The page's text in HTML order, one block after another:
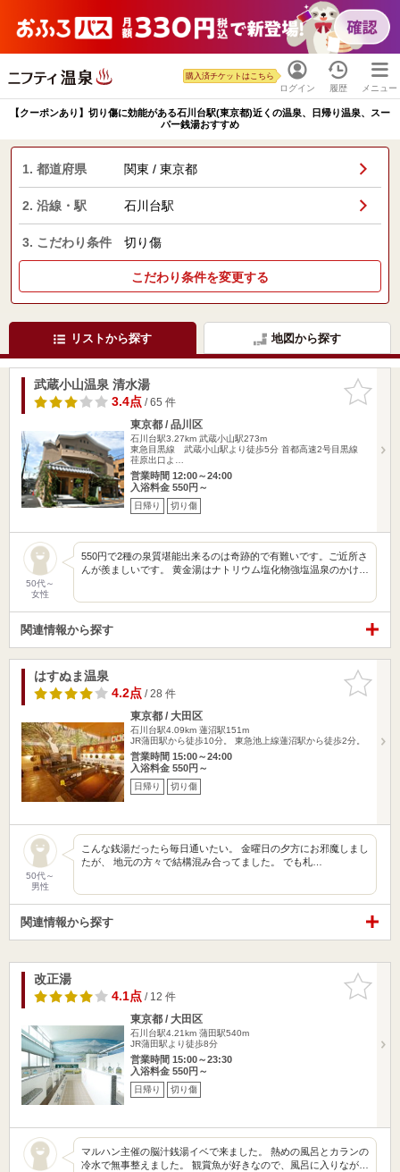
ログイン
購入済チケットはこちら
履歴 メニュー
【クーポンあり】切り傷に効能がある石川台駅(東京都)近くの温泉、日帰り温泉、スー
パー銭湯おすすめ
1. 都道府県 関東 / 東京都
2. 沿線・駅 石川台駅
3. こだわり条件 切り傷
こだわり条件を変更する
リストから探す 地図から探す
お気に入
りに追加
武蔵小山温泉 清水湯
3.4点/ 65 件
東京都 / 品川区
石川台駅3.27km 武蔵小山駅273m
東急目黒線 武蔵小山駅より徒歩5分 首都高速2号目黒線
荏原出口よ…
営業時間 12:00～24:00
入浴料金 550円～
日帰り 切り傷
50代～
女性
550円で2種の泉質堪能出来るのは奇跡的で有難いです。ご近所さ
んが羨ましいです。 黄金湯はナトリウム塩化物強塩温泉のかけ…
関連情報から探す
お気に入
りに追加
はすぬま温泉
4.2点/ 28 件
東京都 / 大田区
石川台駅4.09km 蓮沼駅151m
JR蒲田駅から徒歩10分。 東急池上線蓮沼駅から徒歩2分。
営業時間 15:00～24:00
入浴料金 550円～
日帰り 切り傷
50代～
男性
こんな銭湯だったら毎日通いたい。 金曜日の夕方にお邪魔しまし
たが、 地元の方々で結構混み合ってました。 でも札…
関連情報から探す
お気に入
りに追加
改正湯
4.1点/ 12 件
東京都 / 大田区
石川台駅4.21km 蒲田駅540m
JR蒲田駅より徒歩8分
営業時間 15:00～23:30
入浴料金 550円～
日帰り 切り傷
マルハン主催の脳汁銭湯イベで来ました。 熱めの風呂とカランの
冷水で無事整えました。 観賞魚が好きなので、風呂に入りなが…